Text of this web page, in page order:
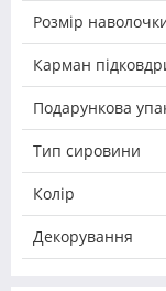
Розмір
Карман
Подарункова
Тип сировини
Колір
Декорування